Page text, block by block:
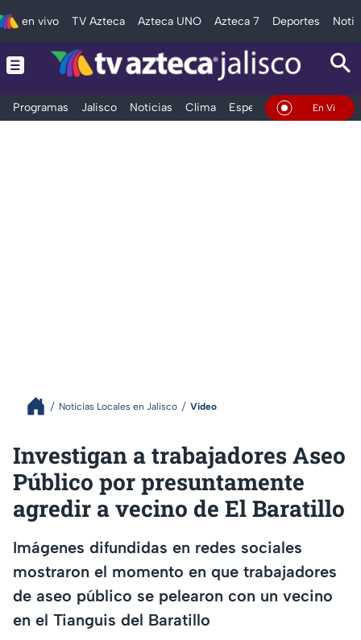
en vivo TV Azteca Azteca UNO Azteca 7 Deportes
Programas Jalisco Noticias Clima Espectáculos Deportes
En Vivo
Noticias Locales en Jalisco Video
Investigan a trabajadores Aseo
Público por presuntamente
agredir a vecino de El Baratillo
Imágenes difundidas en redes sociales
mostraron el momento en que trabajadores
de aseo público se pelearon con un vecino
en el Tianguis del Baratillo